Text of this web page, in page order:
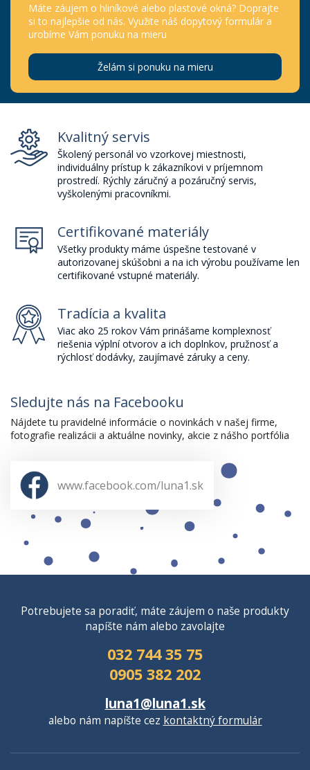
Máte záujem o hliníkové alebo plastové okná? Doprajte
si to najlepšie od nás. Využite náš dopytový formulár a
urobíme Vám ponuku na mieru
Želám si ponuku na mieru
Kvalitný servis
Školený personál vo vzorkovej miestnosti,
individuálny prístup k zákazníkovi v príjemnom
prostredí. Rýchly záručný a pozáručný servis,
vyškolenými pracovníkmi.
Certifikované materiály
Všetky produkty máme úspešne testované v
autorizovanej skúšobni a na ich výrobu používame len
certifikované vstupné materiály.
Tradícia a kvalita
Viac ako 25 rokov Vám prinášame komplexnosť
riešenia výplní otvorov a ich doplnkov, pružnosť a
rýchlosť dodávky, zaujímavé záruky a ceny.
Sledujte nás na Facebooku
Nájdete tu pravidelné informácie o novinkách v našej firme,
fotografie realizácii a aktuálne novinky, akcie z nášho portfólia
www.facebook.com/luna1.sk
Potrebujete sa poradiť, máte záujem o naše produkty
napíšte nám alebo zavolajte
032 744 35 75
0905 382 202
luna1@luna1.sk
alebo nám napíšte cez kontaktný formulár